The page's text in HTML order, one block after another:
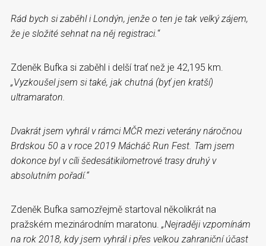
Rád bych si zaběhl i Londýn, jenže o ten je tak velký zájem,
že je složité sehnat na něj registraci.“
Zdeněk Bufka si zaběhl i delší trať než je 42,195 km.
„Vyzkoušel jsem si také, jak chutná (byť jen kratší)
ultramaraton.
Dvakrát jsem vyhrál v rámci MČR mezi veterány náročnou
Brdskou 50 a v roce 2019 Mácháč Run Fest. Tam jsem
dokonce byl v cíli šedesátikilometrové trasy druhý v
absolutním pořadí.“
Zdeněk Bufka samozřejmě startoval několikrát na
pražském mezinárodním maratonu. „Nejraději vzpomínám
na rok 2018, kdy jsem vyhrál i přes velkou zahraniční účast